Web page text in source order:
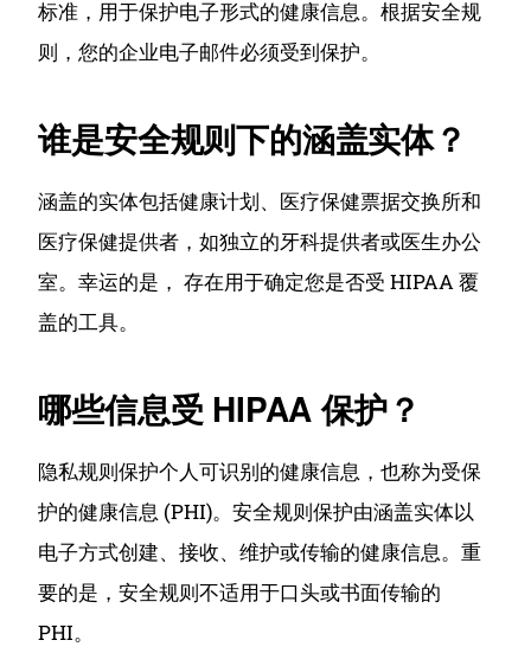
标准，用于保护电子形式的健康信息。根据安全规
则，您的企业电子邮件必须受到保护。
谁是安全规则下的涵盖实体？
涵盖的实体包括健康计划、医疗保健票据交换所和
医疗保健提供者，如独立的牙科提供者或医生办公
室。幸运的是， 存在用于确定您是否受 HIPAA 覆
盖的工具。
哪些信息受 HIPAA 保护？
隐私规则保护个人可识别的健康信息，也称为受保
护的健康信息 (PHI)。安全规则保护由涵盖实体以
电子方式创建、接收、维护或传输的健康信息。重
要的是，安全规则不适用于口头或书面传输的
PHI。